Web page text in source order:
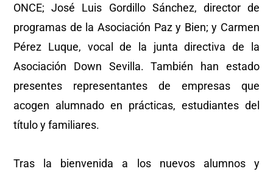
ONCE; José Luis Gordillo Sánchez, director de
programas de la Asociación Paz y Bien; y Carmen
Pérez Luque, vocal de la junta directiva de la
Asociación Down Sevilla. También han estado
presentes representantes de empresas que
acogen alumnado en prácticas, estudiantes del
título y familiares.
Tras la bienvenida a los nuevos alumnos y